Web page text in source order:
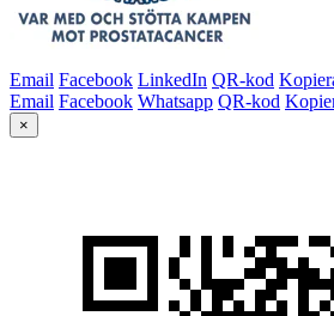
Email Facebook LinkedIn QR-kod
Email Facebook Whatsapp QR-kod
×